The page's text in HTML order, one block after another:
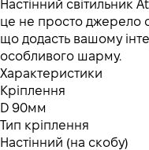
Настінний світильник
це не просто джерело
що додасть вашому
особливого шарму.
Характеристики
Кріплення
D 90мм
Тип кріплення
Настінний (на скобу)